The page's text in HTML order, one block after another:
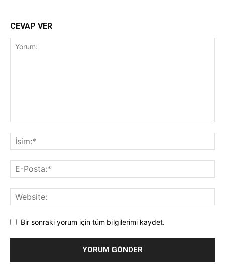
CEVAP VER
Bir sonraki yorum için tüm bilgilerimi kaydet.